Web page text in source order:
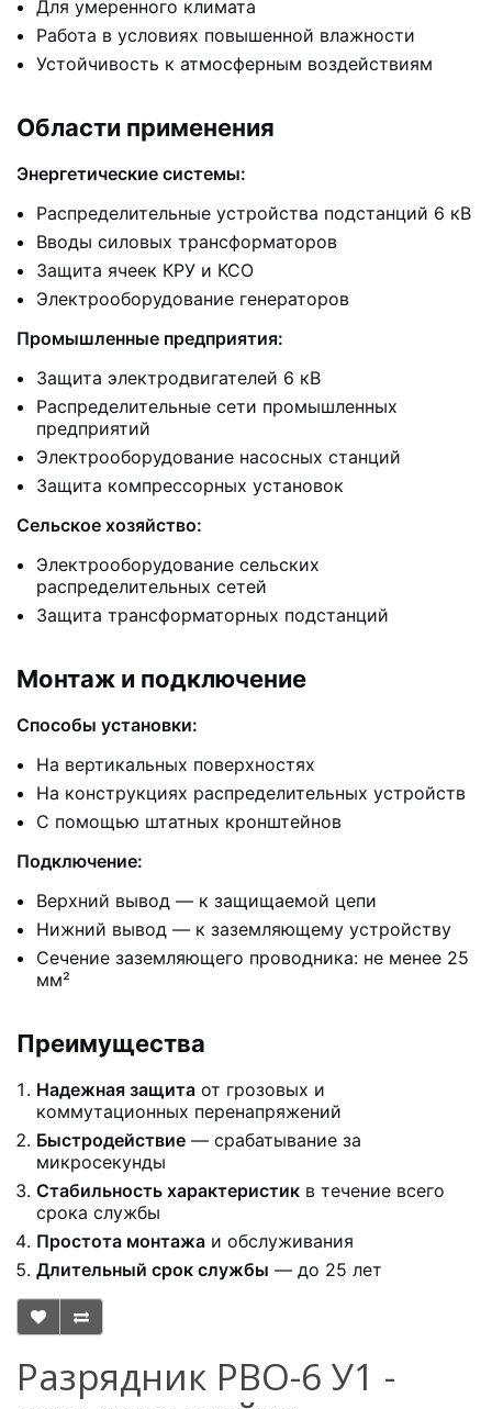
Для умеренного климата
Работа в условиях повышенной влажности
Устойчивость к атмосферным воздействиям
Области применения
Энергетические системы:
Распределительные устройства подстанций 6 кВ
Вводы силовых трансформаторов
Защита ячеек КРУ и КСО
Электрооборудование генераторов
Промышленные предприятия:
Защита электродвигателей 6 кВ
Распределительные сети промышленных
предприятий
Электрооборудование насосных станций
Защита компрессорных установок
Сельское хозяйство:
Электрооборудование сельских
распределительных сетей
Защита трансформаторных подстанций
Монтаж и подключение
Способы установки:
На вертикальных поверхностях
На конструкциях распределительных устройств
С помощью штатных кронштейнов
Подключение:
Верхний вывод — к защищаемой цепи
Нижний вывод — к заземляющему устройству
Сечение заземляющего проводника: не менее 25
мм²
Преимущества
Надежная защита от грозовых и
коммутационных перенапряжений
Быстродействие — срабатывание за
микросекунды
Стабильность характеристик в течение всего
срока службы
Простота монтажа и обслуживания
Длительный срок службы — до 25 лет
Разрядник РВО-6 У1 -